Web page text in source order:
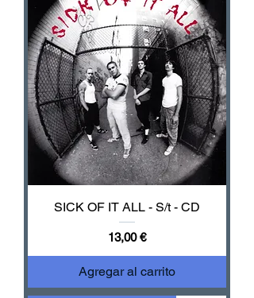
SICK OF IT ALL - S/t - CD
Precio
13,00 €
Agregar al carrito